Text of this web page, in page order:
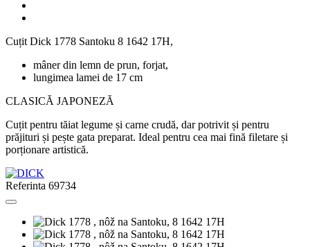
Cuțit Dick 1778 Santoku 8 1642 17H,
mâner din lemn de prun, forjat,
lungimea lamei de 17 cm
CLASICĂ JAPONEZĂ
Cuțit pentru tăiat legume și carne crudă, dar potrivit și pentru
prăjituri și pește gata preparat. Ideal pentru cea mai fină filetare și
porționare artistică.
Referinta 69734